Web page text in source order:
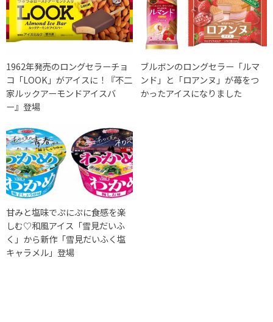
1962年発売のロングセラーチョ
コ「LOOK」がアイスに！『不二
家ルックアーモンドアイスバ
ー』登場
ブルボンのロングセラー「ルマ
ンド」と「ロアンヌ」が苺をつ
かったアイスになりました
甘みと塩味でぷにぷに食感を楽
しむ♡和風アイス「雪見だいふ
く」から新作「雪見だいふく塩
キャラメル」登場